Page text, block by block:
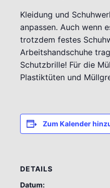
Kleidung und
anpassen. Auch wenn
trotzdem festes
Arbeitshandschuhe
Schutzbrille! Für die
Plastiktüten und
Zum Kalender
DETAILS
Datum: